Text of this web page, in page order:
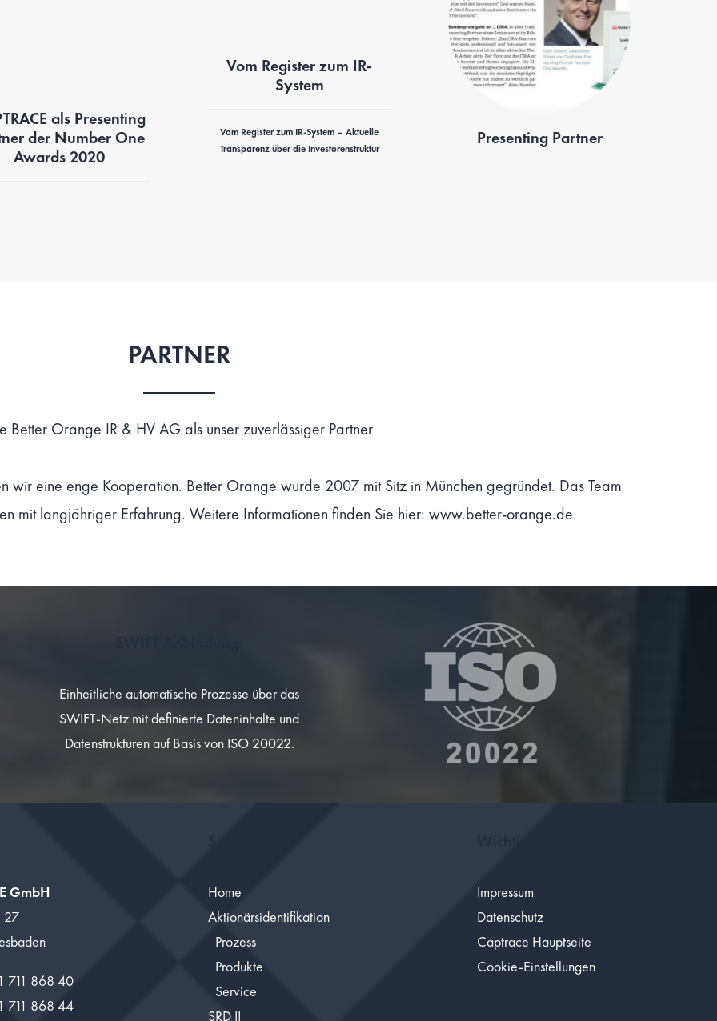
Vom Register zum IR-
System
Vom Register zum IR-System – Aktuelle
Transparenz über die Investorenstruktur
als Presenting
der Number One
Awards 2020
Presenting Partner
PARTNER
Better Orange IR & HV AG als unser zuverlässiger Partner
eine enge Kooperation. Better Orange wurde 2007 mit Sitz in München gegründet. Das Team
mit langjähriger Erfahrung. Weitere Informationen finden Sie hier: www.better-orange.de
Einheitliche automatische Prozesse über das
SWIFT-Netz mit definierte Dateninhalte und
Datenstrukturen auf Basis von ISO 20022.
GmbH
27
711 868 40
711 868 44
Home
Aktionärsidentifikation
Prozess
Produkte
Service
SRD II
Impressum
Datenschutz
Captrace Hauptseite
Cookie-Einstellungen